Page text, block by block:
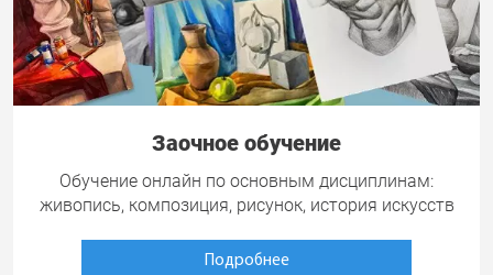
Заочное обучение
Обучение онлайн по основным дисциплинам:
живопись, композиция, рисунок, история искусств
Подробнее